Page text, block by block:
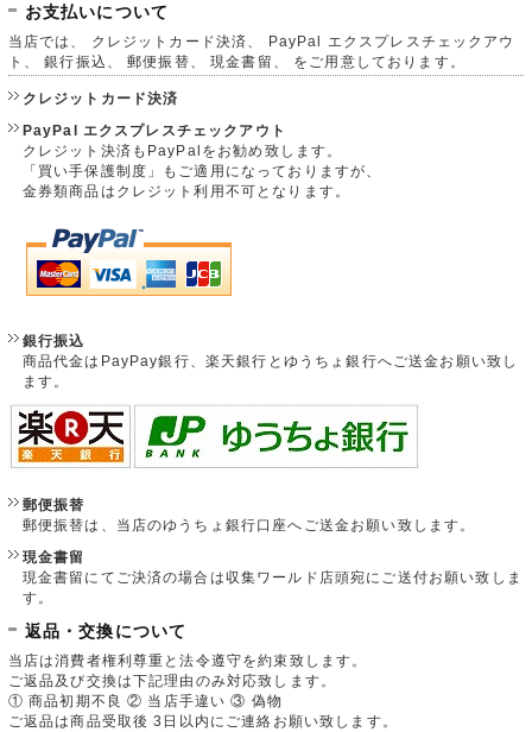
お支払いについて
当店では、 クレジットカード決済、 PayPal エクスプレスチェックアウ
ト、 銀行振込、 郵便振替、 現金書留、 をご用意しております。
クレジットカード決済
PayPal エクスプレスチェックアウト
クレジット決済もPayPalをお勧め致します。
「買い手保護制度」もご適用になっておりますが、
金券類商品はクレジット利用不可となります。
銀行振込
商品代金はPayPay銀行、楽天銀行とゆうちょ銀行へご送金お願い致し
ます。
郵便振替
郵便振替は、当店のゆうちょ銀行口座へご送金お願い致します。
現金書留
現金書留にてご決済の場合は収集ワールド店頭宛にご送付お願い致しま
す。
返品・交換について
当店は消費者権利尊重と法令遵守を約束致します。
ご返品及び交換は下記理由のみ対応致します。
① 商品初期不良 ② 当店手違い ③ 偽物
ご返品は商品受取後 3日以内にご連絡お願い致します。